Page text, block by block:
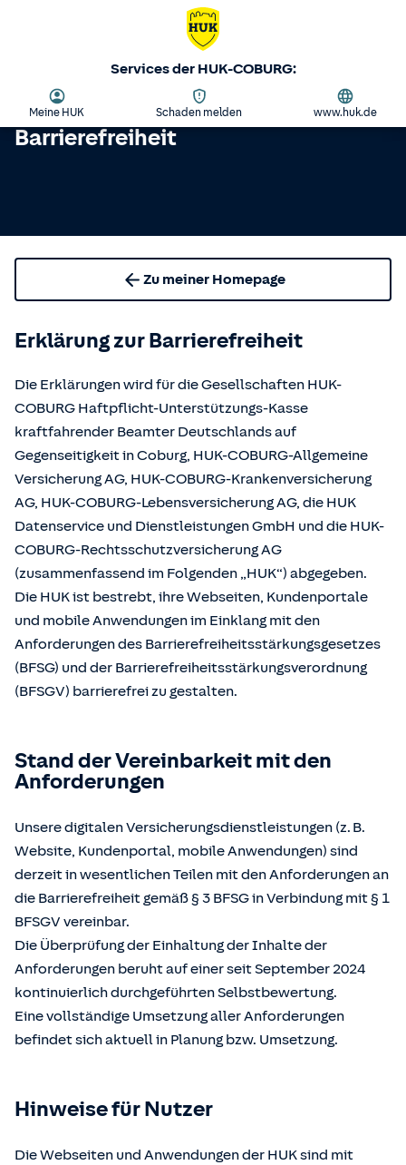
Services der HUK-COBURG:
Meine HUK Schaden melden www.huk.de
Barrierefreiheit
Zu meiner Homepage
Erklärung zur Barrierefreiheit
Die Erklärungen wird für die Gesellschaften HUK-
COBURG Haftpflicht-Unterstützungs-Kasse
kraftfahrender Beamter Deutschlands auf
Gegenseitigkeit in Coburg, HUK-COBURG-Allgemeine
Versicherung AG, HUK-COBURG-Krankenversicherung
AG, HUK-COBURG-Lebensversicherung AG, die HUK
Datenservice und Dienstleistungen GmbH und die HUK-
COBURG-Rechtsschutzversicherung AG
(zusammenfassend im Folgenden „HUK“) abgegeben.
Die HUK ist bestrebt, ihre Webseiten, Kundenportale
und mobile Anwendungen im Einklang mit den
Anforderungen des Barrierefreiheitsstärkungsgesetzes
(BFSG) und der Barrierefreiheitsstärkungsverordnung
(BFSGV) barrierefrei zu gestalten.
Stand der Vereinbarkeit mit den
Anforderungen
Unsere digitalen Versicherungsdienstleistungen (z. B.
Website, Kundenportal, mobile Anwendungen) sind
derzeit in wesentlichen Teilen mit den Anforderungen an
die Barrierefreiheit gemäß § 3 BFSG in Verbindung mit § 1
BFSGV vereinbar.
Die Überprüfung der Einhaltung der Inhalte der
Anforderungen beruht auf einer seit September 2024
kontinuierlich durchgeführten Selbstbewertung.
Eine vollständige Umsetzung aller Anforderungen
befindet sich aktuell in Planung bzw. Umsetzung.
Hinweise für Nutzer
Die Webseiten und Anwendungen der HUK sind mit